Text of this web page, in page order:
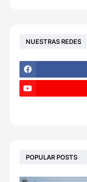
NUESTRAS REDES
POPULAR POSTS